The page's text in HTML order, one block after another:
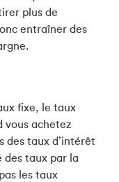
plus de
entraîner des
fixe, le taux
vous achetez
des taux d’intérêt
des taux par la
les taux